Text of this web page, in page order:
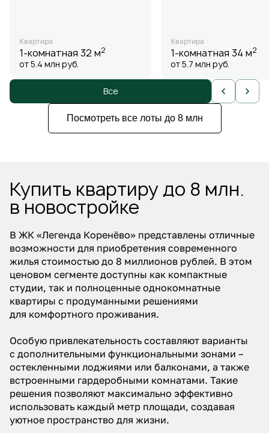
Квартира
1-комнатная 32 м2
от 5.4 млн руб.
Квартира
1-комнатная 34 м2
от 5.7 млн руб.
Все
Посмотреть все лоты до 8 млн
Купить квартиру до 8 млн.
в новостройке
В ЖК «Легенда Коренёво» представлены отличные
возможности для приобретения современного
жилья стоимостью до 8 миллионов рублей. В этом
ценовом сегменте доступны как компактные
студии, так и полноценные однокомнатные
квартиры с продуманными решениями
для комфортного проживания.
Особую привлекательность составляют варианты
с дополнительными функциональными зонами –
остекленными лоджиями или балконами, а также
встроенными гардеробными комнатами. Такие
решения позволяют максимально эффективно
использовать каждый метр площади, создавая
уютное пространство для жизни.